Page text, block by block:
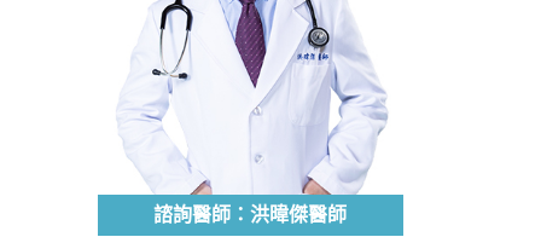
諮詢醫師：洪暐傑醫師